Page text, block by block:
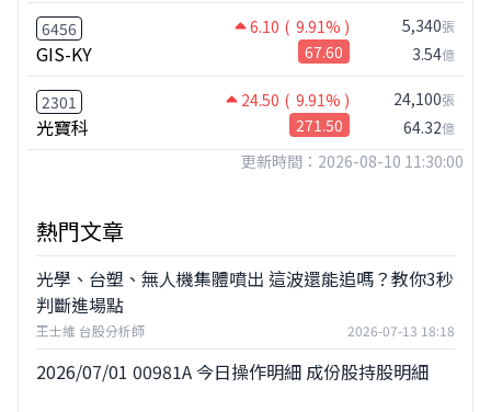
6456 6.10 ( 9.91% )
GIS-KY 67.60
5,340張
3.54億
2301 24.50 ( 9.91% )
光寶科 271.50
24,100張
64.32億
更新時間：2026-08-10 11:30:00
熱門文章
光學、台塑、無人機集體噴出 這波還能追嗎？教你3秒
判斷進場點
王士維 台股分析師 2026-07-13 18:18
2026/07/01 00981A 今日操作明細 成份股持股明細